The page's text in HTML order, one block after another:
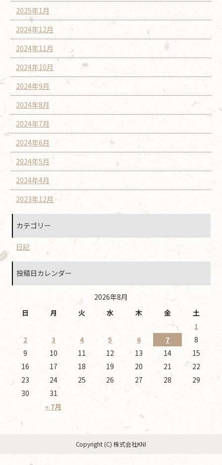
2025年1月
2024年12月
2024年11月
2024年10月
2024年9月
2024年8月
2024年7月
2024年6月
2024年5月
2024年4月
2023年12月
カテゴリー
日記
投稿日カレンダー
2026年8月
日
月 火 水 木 金 土
« 7月
1
2
3 4 5 6 7
8
9
10 11 12 13 14
15
16
17 18 19 20 21
22
23
24 25 26 27 28
29
30
31
Copyright (C) 株式会社KNI